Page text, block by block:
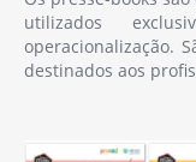
utilizados
operacionalização.
destinados aos